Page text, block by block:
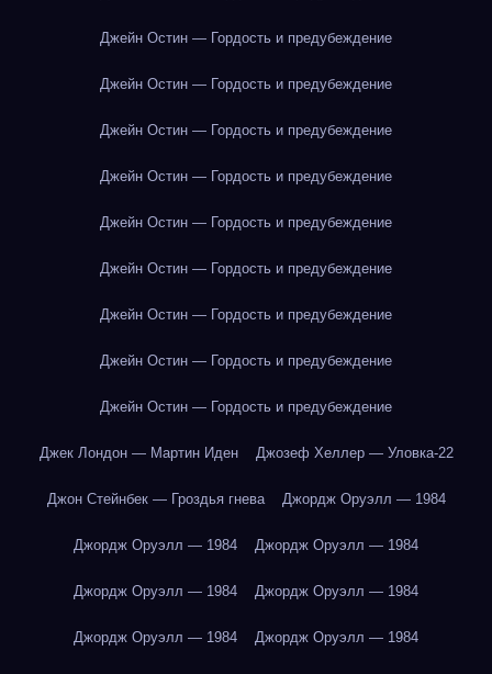
Джейн Остин — Гордость и предубеждение
Джейн Остин — Гордость и предубеждение
Джейн Остин — Гордость и предубеждение
Джейн Остин — Гордость и предубеждение
Джейн Остин — Гордость и предубеждение
Джейн Остин — Гордость и предубеждение
Джейн Остин — Гордость и предубеждение
Джейн Остин — Гордость и предубеждение
Джейн Остин — Гордость и предубеждение
Джек Лондон — Мартин Иден Джозеф Хеллер — Уловка-22
Джон Стейнбек — Гроздья гнева Джордж Оруэлл — 1984
Джордж Оруэлл — 1984 Джордж Оруэлл — 1984
Джордж Оруэлл — 1984 Джордж Оруэлл — 1984
Джордж Оруэлл — 1984 Джордж Оруэлл — 1984